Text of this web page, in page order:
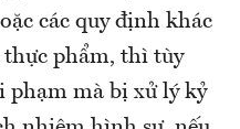
các quy định khác
thực phẩm, thì tùy
phạm mà bị xử lý kỷ